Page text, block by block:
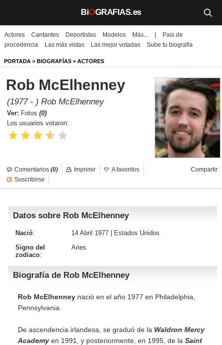
BiOGRAFIAS.es
Biografías
Películas
TV
Música
Un día como hoy
Galerías
Iniciar sesión
Actores Cantantes Deportistas Modelos Más...
País de
procedencia
Las más vistas Las mejor votadas Sube tu biografía
PORTADA > BIOGRAFÍAS > ACTORES
Rob McElhenney
(1977 - ) Rob McElhenney
Ver: Fotos (0)
Los usuarios votaron:
Comentarios (0) Compartir:
Imprimir
A favoritos
Suscribirse
Datos sobre Rob McElhenney
Nació: 14 Abril 1977 |
Estados Unidos
Signo del
zodiaco:
Aries
Biografía de Rob McElhenney
Rob McElhenney nació en el año 1977 en Philadelphia,
Pennsylvania.
De ascendencia irlandesa, se graduó de la Waldron Mercy
Academy en 1991, y posteriormente, en 1995, de la Saint